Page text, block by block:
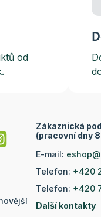
od
Zákaznická
(pracovní dny
E-mail:
Telefon: +420
Telefon: +420
Další kontakty